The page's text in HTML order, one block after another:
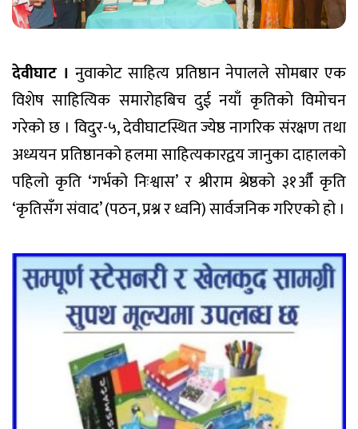
देवीघाट । नुवाकोट साहित्य प्रतिष्ठान नेपालले सोमबार एक
विशेष साहित्यिक समारोहबिच दुई नयाँ कृतिको विमोचन
गरेको छ । विदुर-५, देवीघाटस्थित ज्येष्ठ नागरिक संरक्षण तथा
अध्ययन प्रतिष्ठानको हलमा साहित्यकारद्वय जानुका दाहालको
पहिलो कृति ‘गर्भको निःश्वास’ र श्रीराम श्रेष्ठको ३१औँ कृति
‘कृतिसँग संवाद’ (पठन, प्रश्न र ध्वनि) सार्वजनिक गरिएको हो ।